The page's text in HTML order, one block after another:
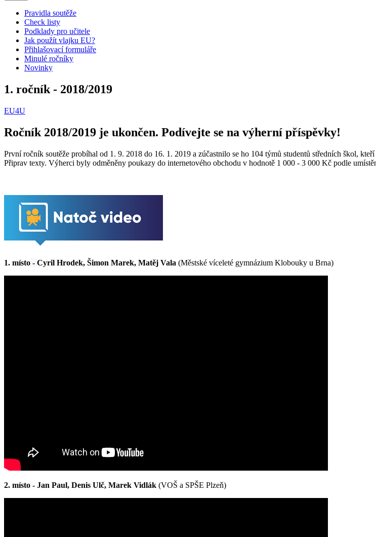
Pravidla soutěže
Check listy
Podklady pro učitele
Jak použít vlajku EU?
Přihlašovací formuláře
Minulé ročníky
Novinky
1. ročník - 2018/2019
EU4U
Ročník 2018/2019 je ukončen. Podívejte se na výherní příspěvky!
První ročník soutěže probíhal od 1. 9. 2018 do 16. 1. 2019 a zúčastnilo se ho 104 týmů studentů středních škol,
Připrav texty. Výherci byly odměněny poukazy do internetového obchodu v hodnotě 1 000 - 3 000 Kč podle
1. místo - Cyril Hrodek, Šimon Marek, Matěj Vala (Městské víceleté gymnázium Klobouky u Brna)
2. místo - Jan Paul, Denis Ulč, Marek Vidlák (VOŠ a SPŠE Plzeň)